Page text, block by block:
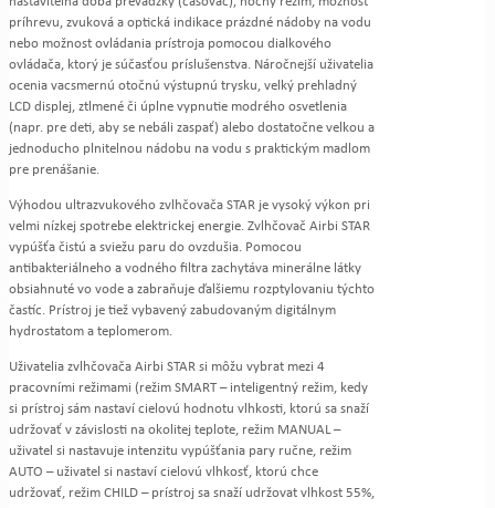
príhrevu, zvuková a optická indikace prázdné nádoby na vodu
nebo možnost ovládania prístroja pomocou dialkového
ovládača, ktorý je súčasťou príslušenstva. Náročnejší uživatelia
ocenia vacsmernú otočnú výstupnú trysku, velký prehladný
LCD displej, ztlmené či úplne vypnutie modrého osvetlenia
(napr. pre deti, aby se nebáli zaspať) alebo dostatočne velkou a
jednoducho plnitelnou nádobu na vodu s praktickým madlom
pre prenášanie.
Výhodou ultrazvukového zvlhčovača STAR je vysoký výkon pri
velmi nízkej spotrebe elektrickej energie. Zvlhčovač Airbi STAR
vypúšťa čistú a sviežu paru do ovzdušia. Pomocou
antibakteriálneho a vodného filtra zachytáva minerálne látky
obsiahnuté vo vode a zabraňuje ďalšiemu rozptylovaniu týchto
častíc. Prístroj je tiež vybavený zabudovaným digitálnym
hydrostatom a teplomerom.
Uživatelia zvlhčovača Airbi STAR si môžu vybrat mezi 4
pracovními režimami (režim SMART – inteligentný režim, kedy
si prístroj sám nastaví cielovú hodnotu vlhkosti, ktorú sa snaží
udržovať v závislosti na okolitej teplote, režim MANUAL –
uživatel si nastavuje intenzitu vypúšťania pary ručne, režim
AUTO – uživatel si nastaví cielovú vlhkosť, ktorú chce
udržovať, režim CHILD – prístroj sa snaží udržovat vlhkost 55%,